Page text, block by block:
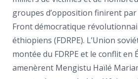
groupes d’opposition finirent par
Front démocratique
éthiopiens (FDRPE). L’Union
montée du FDRPE et le conflit en
amenèrent Mengistu Haïlé